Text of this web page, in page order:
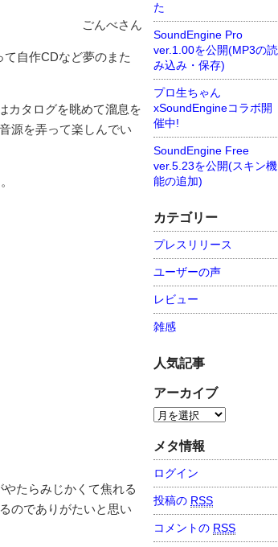
ごんべさん
自作CDなど夢のまた
カタログを眺めて溜息を
源を弄って楽しんでい
やたらみじかくて焦れる
のでありがたいと思い
た
SoundEngine Pro
ver.1.00を公開(MP3の読
み込み・保存)
プロ生ちゃん
xSoundEngineコラボ開
催中!
SoundEngine Free
ver.5.23を公開(スキン機
能の追加)
カテゴリー
プレスリリース
ユーザーの声
レビュー
雑感
人気記事
アーカイブ
メタ情報
ログイン
投稿の RSS
コメントの RSS